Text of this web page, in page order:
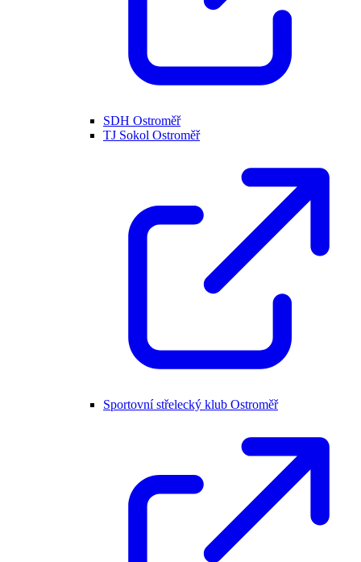
SDH Ostroměř
TJ Sokol Ostroměř
Sportovní střelecký klub Ostroměř